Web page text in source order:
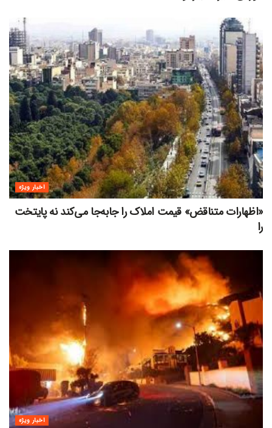
اخبار ویژه
«اظهارات متناقض» قیمت‌ املاک را جابه‌جا می‌کند نه پایتخت
را
اخبار ویژه